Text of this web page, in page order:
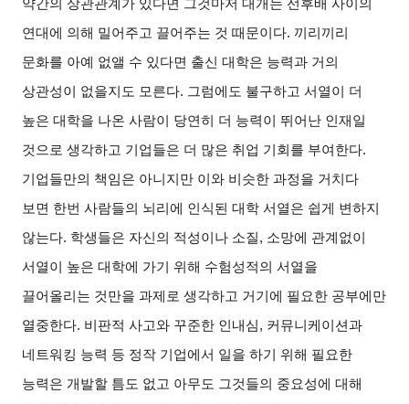
약간의 상관관계가 있다면 그것마저 대개는 선후배 사이의
연대에 의해 밀어주고 끌어주는 것 때문이다. 끼리끼리
문화를 아예 없앨 수 있다면 출신 대학은 능력과 거의
상관성이 없을지도 모른다. 그럼에도 불구하고 서열이 더
높은 대학을 나온 사람이 당연히 더 능력이 뛰어난 인재일
것으로 생각하고 기업들은 더 많은 취업 기회를 부여한다.
기업들만의 책임은 아니지만 이와 비슷한 과정을 거치다
보면 한번 사람들의 뇌리에 인식된 대학 서열은 쉽게 변하지
않는다. 학생들은 자신의 적성이나 소질, 소망에 관계없이
서열이 높은 대학에 가기 위해 수험성적의 서열을
끌어올리는 것만을 과제로 생각하고 거기에 필요한 공부에만
열중한다. 비판적 사고와 꾸준한 인내심, 커뮤니케이션과
네트워킹 능력 등 정작 기업에서 일을 하기 위해 필요한
능력은 개발할 틈도 없고 아무도 그것들의 중요성에 대해